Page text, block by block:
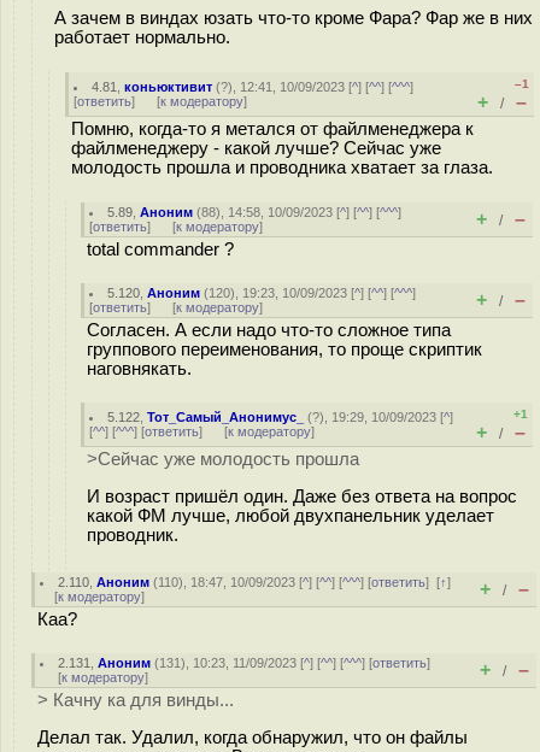
А зачем в виндах юзать что-то кроме Фара? Фар же в них
работает нормально.
4.81 ,коньюктивит (?), 12:41, 10/09/2023 [^] [^^] [^^^]
[ответить] [к модератору]
–1
+ / –
Помню, когда-то я метался от файлменеджера к
файлменеджеру - какой лучше? Сейчас уже
молодость прошла и проводника хватает за глаза.
5.89 ,Аноним (88), 14:58, 10/09/2023 [^] [^^] [^^^]
[ответить] [к модератору] + / –
total commander ?
5.120 ,Аноним (120), 19:23, 10/09/2023 [^] [^^] [^^^]
[ответить] [к модератору] + / –
Согласен. А если надо что-то сложное типа
группового переименования, то проще скриптик
наговнякать.
5.122 ,Тот_Самый_Анонимус_ (?), 19:29, 10/09/2023 [^]
[^^] [^^^] [ответить] [к модератору]
+1
+ / –
>Сейчас уже молодость прошла
И возраст пришёл один. Даже без ответа на вопрос
какой ФМ лучше, любой двухпанельник уделает
проводник.
2.110 ,Аноним (110), 18:47, 10/09/2023 [^] [^^] [^^^] [ответить][↑]
[к модератору] + / –
Каа?
2.131 ,Аноним (131), 10:23, 11/09/2023 [^] [^^] [^^^] [ответить]
[к модератору] + / –
> Качну ка для винды...
Делал так. Удалил, когда обнаружил, что он файлы